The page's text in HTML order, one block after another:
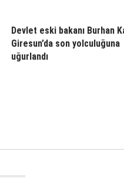
Devlet eski bakanı Burhan
Giresun’da son yolculuğuna
uğurlandı